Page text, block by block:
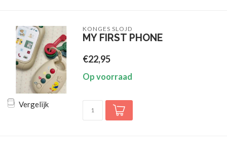
Vergelijk
KONGES SLOJD
MY FIRST PHONE
€22,95
Op voorraad